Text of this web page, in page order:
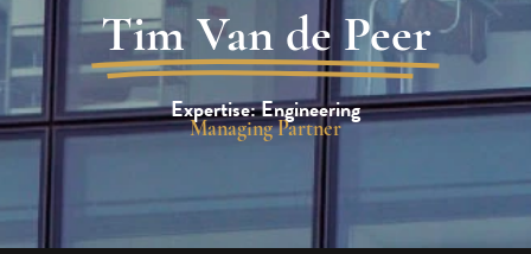
Tim Van de Peer
Expertise: Engineering
Managing Partner